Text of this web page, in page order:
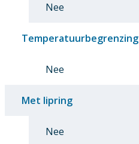
Nee
Temperatuurbegrenzing
Nee
Met lipring
Nee